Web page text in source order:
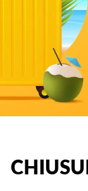
13
galleria
nella
immagine 5 nella
Carica